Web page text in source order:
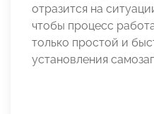
отразится на
чтобы процесс
только простой и
установления